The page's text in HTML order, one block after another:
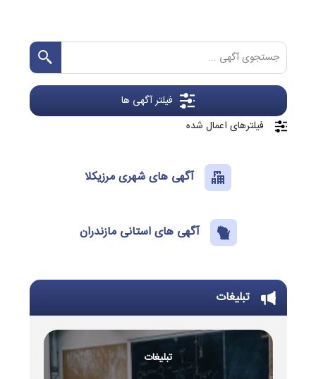
فیلتر آگهی ها
فیلترهای اعمال شده
آگهی های شهری مرزیکلا
آگهی های استانی مازندران
تبلیغات
تبلیغات